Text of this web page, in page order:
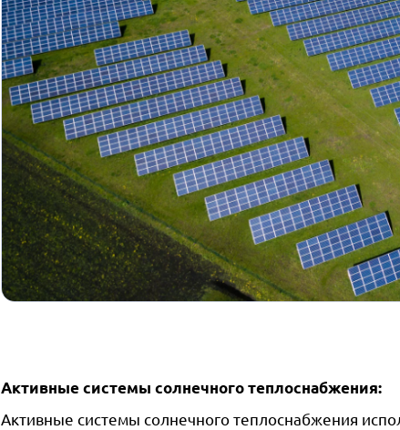
Активные системы солнечного теплоснабжения:
Активные системы солнечного теплоснабжения